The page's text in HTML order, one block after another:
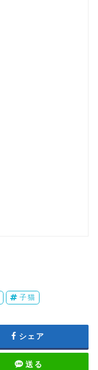
子猫
シェア
送る